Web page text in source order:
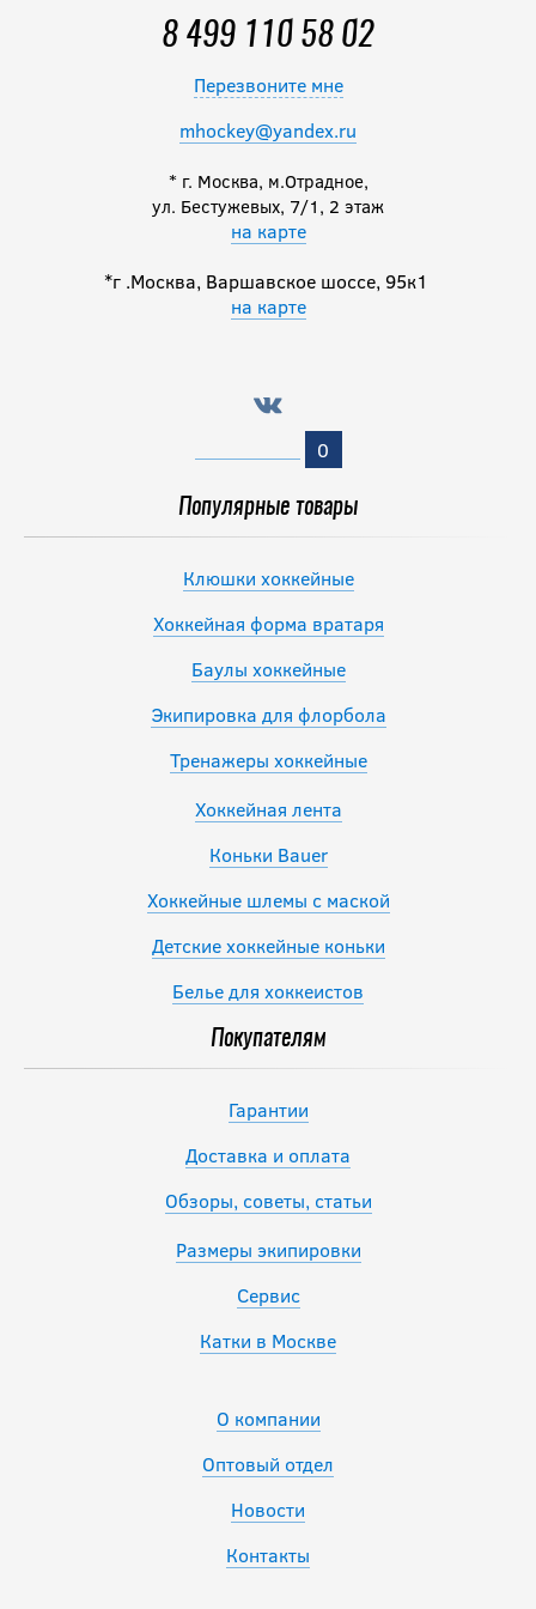
4 200 руб.
8 499 110 58 02
Перезвоните мне
mhockey@yandex.ru
* г. Москва, м.Отрадное,
ул. Бестужевых, 7/1, 2 этаж
на карте
*г .Москва, Варшавское шоссе, 95к1
на карте
0
Популярные товары
Клюшки хоккейные
Хоккейная форма вратаря
Баулы хоккейные
Экипировка для флорбола
Тренажеры хоккейные
Хоккейная лента
Коньки Bauer
Хоккейные шлемы с маской
Детские хоккейные коньки
Белье для хоккеистов
Покупателям
Гарантии
Доставка и оплата
Обзоры, советы, статьи
Размеры экипировки
Сервис
Катки в Москве
О компании
Оптовый отдел
Новости
Контакты